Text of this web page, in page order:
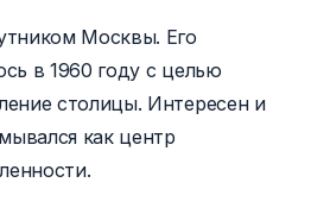
Москвы. Его
в 1960 году с целью
столицы. Интересен и
как центр